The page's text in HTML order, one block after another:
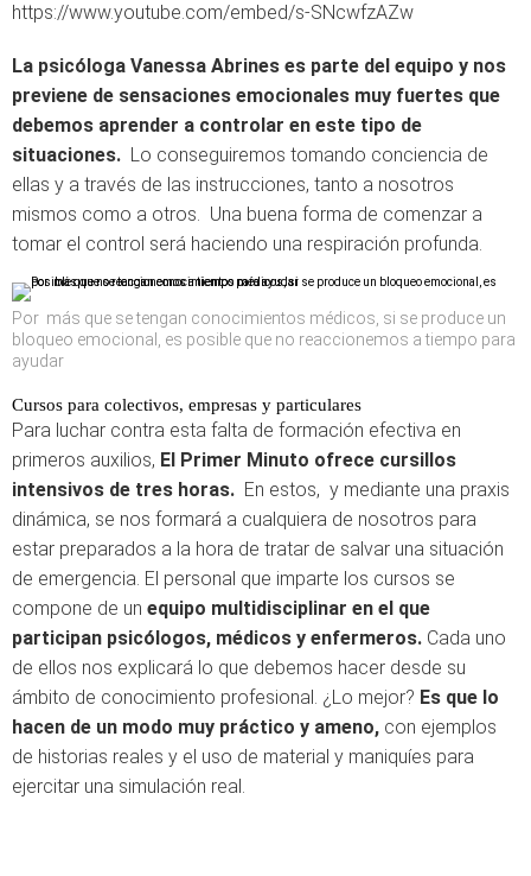
https://www.youtube.com/embed/s-SNcwfzAZw
La psicóloga Vanessa Abrines es parte del equipo y nos
previene de sensaciones emocionales muy fuertes que
debemos aprender a controlar en este tipo de
situaciones. Lo conseguiremos tomando conciencia de
ellas y a través de las instrucciones, tanto a nosotros
mismos como a otros. Una buena forma de comenzar a
tomar el control será haciendo una respiración profunda.
Por más que se tengan conocimientos médicos, si se produce un
bloqueo emocional, es posible que no reaccionemos a tiempo para
ayudar
Cursos para colectivos, empresas y particulares
Para luchar contra esta falta de formación efectiva en
primeros auxilios, El Primer Minuto ofrece cursillos
intensivos de tres horas. En estos, y mediante una praxis
dinámica, se nos formará a cualquiera de nosotros para
estar preparados a la hora de tratar de salvar una situación
de emergencia. El personal que imparte los cursos se
compone de un equipo multidisciplinar en el que
participan psicólogos, médicos y enfermeros. Cada uno
de ellos nos explicará lo que debemos hacer desde su
ámbito de conocimiento profesional. ¿Lo mejor? Es que lo
hacen de un modo muy práctico y ameno, con ejemplos
de historias reales y el uso de material y maniquíes para
ejercitar una simulación real.